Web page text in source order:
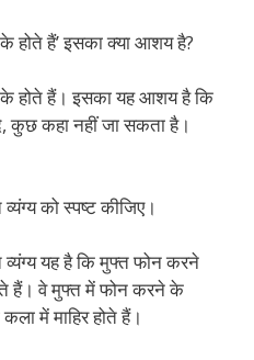
होते हैं’ इसका क्या आशय है?
के होते हैं। इसका यह आशय है कि
कुछ कहा नहीं जा सकता है।
को स्पष्ट कीजिए।
व्यंग्य यह है कि मुफ्त फोन करने
हैं। वे मुफ्त में फोन करने के
में माहिर होते हैं।